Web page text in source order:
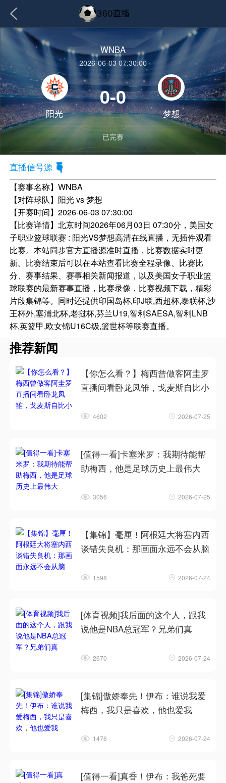
WNBA
2026-06-03 07:30:00
阳光
0-0
梦想
已完赛
直播信号源
【赛事名称】WNBA
【对阵球队】 阳光 vs 梦想
【开赛时间】2026-06-03 07:30:00
【比赛详情】北京时间2026年06月03日 07:30分，美国女
子职业篮球联赛 : 阳光VS梦想高清在线直播，无插件观看
比赛。本站同步官方直播源准时直播，比赛数据实时更
新。比赛结束后可以在本站查看比赛全程录像、比赛比
分、赛事结果、赛事相关新闻报道，以及美国女子职业篮
球联赛的最新赛事直播，比赛录像，比赛视频下载，精彩
片段集锦等。同时还提供印国岛杯,印J联,西超杯,泰联杯,沙
王杯外,塞浦北杯,老挝杯,芬兰U19,智利SAESA,智利LNB
杯,英篮甲,欧女锦U16C级,篮世杯等联赛直播。
推荐新闻
【你怎么看？】梅西曾做客阿圭罗
直播间看卧龙凤雏，戈麦斯自比小
4602 2026-07-25
[值得一看]卡塞米罗：我期待能帮
助梅西，他是足球历史上最伟大
3056 2026-07-25
【集锦】毫厘！阿根廷大将塞内西
谈错失良机：那画面永远不会从脑
1598 2026-07-24
[体育视频]我后面的这个人，跟我
说他是NBA总冠军？兄弟们真
2670 2026-07-24
[集锦]傲娇奉先！伊布：谁说我爱
梅西，我只是喜欢，他也爱我
1476 2026-07-24
[值得一看]真香！伊布：我爸死要